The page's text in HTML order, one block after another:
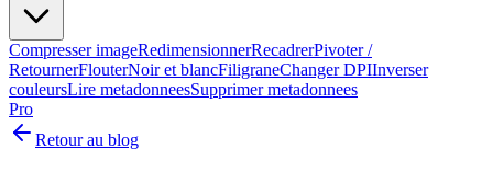
Compresser imageRedimensionnerRecadrerPivoter /
RetournerFlouterNoir et blancFiligraneChanger DPIInverser
couleursLire metadonneesSupprimer metadonnees
Pro
Retour au blog